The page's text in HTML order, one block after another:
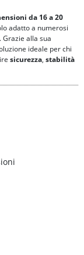
da 16 a 20
adatto a numerosi
. Grazie alla sua
ideale per chi
sicurezza, stabilità